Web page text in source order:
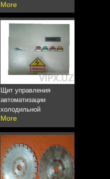
More
Щит управления
автоматизации
холодильной
More